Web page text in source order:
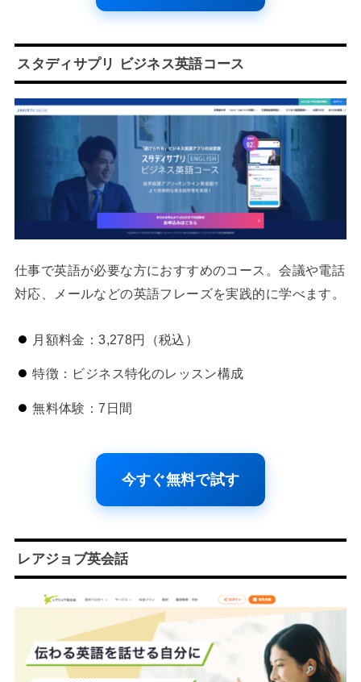
スタディサプリ ビジネス英語コース
仕事で英語が必要な方におすすめのコース。会議や電話
対応、メールなどの英語フレーズを実践的に学べます。
月額料金：3,278円（税込）
特徴：ビジネス特化のレッスン構成
無料体験：7日間
今すぐ無料で試す
レアジョブ英会話